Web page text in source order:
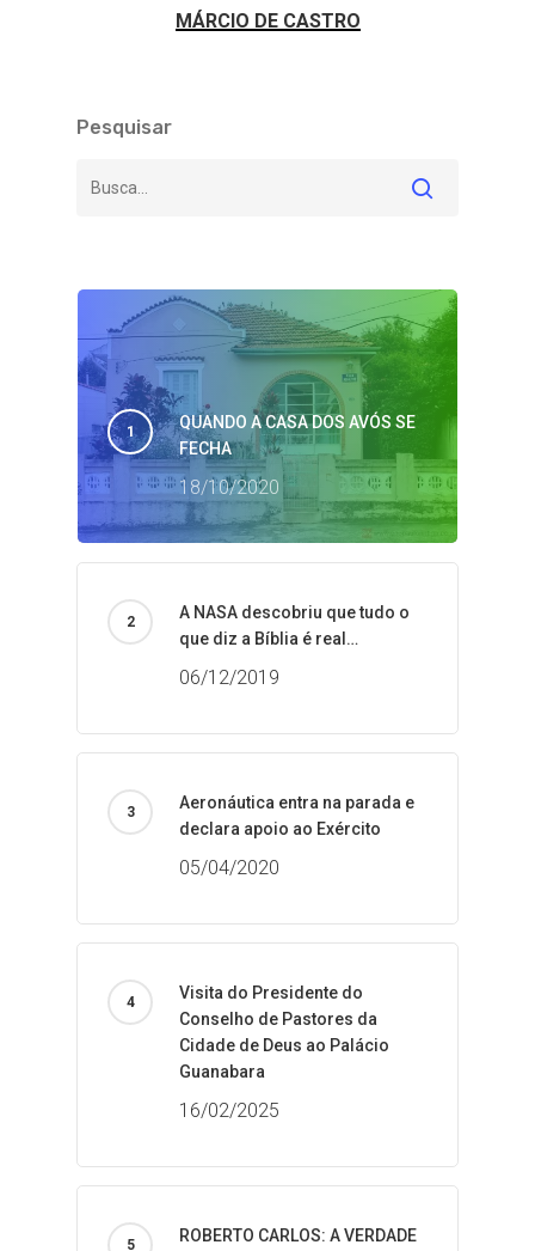
MÁRCIO DE CASTRO
Pesquisar
QUANDO A CASA DOS AVÓS SE
FECHA
18/10/2020
A NASA descobriu que tudo o
que diz a Bíblia é real…
06/12/2019
Aeronáutica entra na parada e
declara apoio ao Exército
05/04/2020
Visita do Presidente do
Conselho de Pastores da
Cidade de Deus ao Palácio
Guanabara
16/02/2025
ROBERTO CARLOS: A VERDADE